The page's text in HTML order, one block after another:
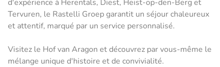
d'expérience à Herentals, Diest, Heist-op-den-Berg et
Tervuren, le Rastelli Groep garantit un séjour chaleureux
et attentif, marqué par un service personnalisé.
Visitez le Hof van Aragon et découvrez par vous-même le
mélange unique d'histoire et de convivialité.